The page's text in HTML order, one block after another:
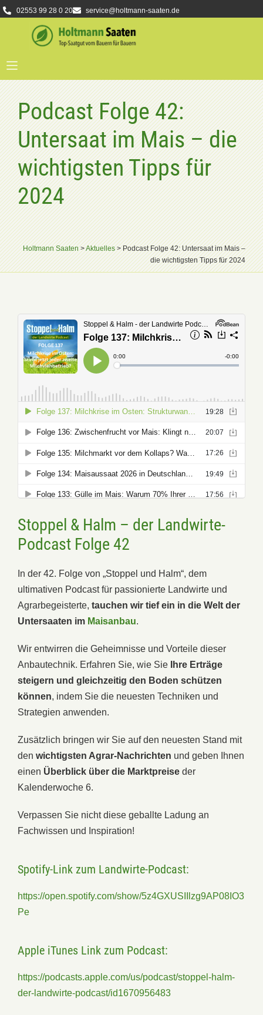
02553 99 28 0 20 service@holtmann-saaten.de
Podcast Folge 42:
Untersaat im Mais – die
wichtigsten Tipps für
2024
Holtmann Saaten>Aktuelles>Podcast Folge 42: Untersaat im Mais –
die wichtigsten Tipps für 2024
Stoppel & Halm – der Landwirte-
Podcast Folge 42
In der 42. Folge von „Stoppel und Halm“, dem
ultimativen Podcast für passionierte Landwirte und
Agrarbegeisterte, tauchen wir tief ein in die Welt der
Untersaaten im Maisanbau.
Wir entwirren die Geheimnisse und Vorteile dieser
Anbautechnik. Erfahren Sie, wie Sie
Ihre Erträge
steigern und gleichzeitig den Boden schützen
können, indem Sie die neuesten Techniken und
Strategien anwenden.
Zusätzlich bringen wir Sie auf den neuesten Stand mit
den wichtigsten Agrar-Nachrichten und geben Ihnen
einen Überblick über die Marktpreise der
Kalenderwoche 6.
Verpassen Sie nicht diese geballte Ladung an
Fachwissen und Inspiration!
Spotify-Link zum Landwirte-Podcast:
https://open.spotify.com/show/5z4GXUSIIlzg9AP08IO3
Pe
Apple iTunes Link zum Podcast:
https://podcasts.apple.com/us/podcast/stoppel-halm-
der-landwirte-podcast/id1670956483